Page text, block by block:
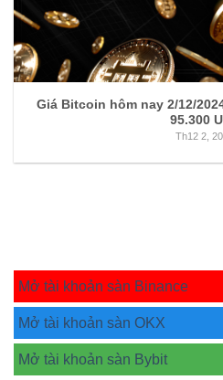
Giá Bitcoin hôm nay 2/12/
95.300
Th12 2,
Mở tài khoản sàn Binance
Mở tài khoản sàn OKX
Mở tài khoản sàn Bybit